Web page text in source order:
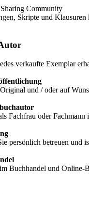
Community
Skripte und
verkaufte Exemplar
und / oder auf
Fachfrau oder
persönlich betreuen und
Buchhandel und Online-